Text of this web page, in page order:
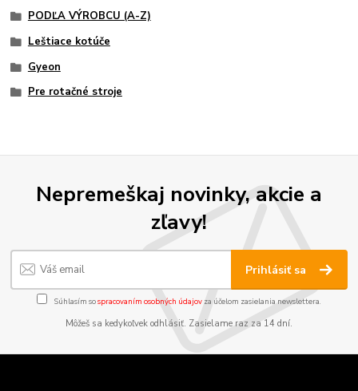
PODĽA VÝROBCU (A-Z)
Leštiace kotúče
Gyeon
Pre rotačné stroje
Nepremeškaj novinky, akcie a
zľavy!
Prihlásiť sa
Súhlasím sospracovaním osobných údajov za účelom zasielania newslettera.
Môžeš sa kedykoľvek odhlásiť. Zasielame raz za 14 dní.